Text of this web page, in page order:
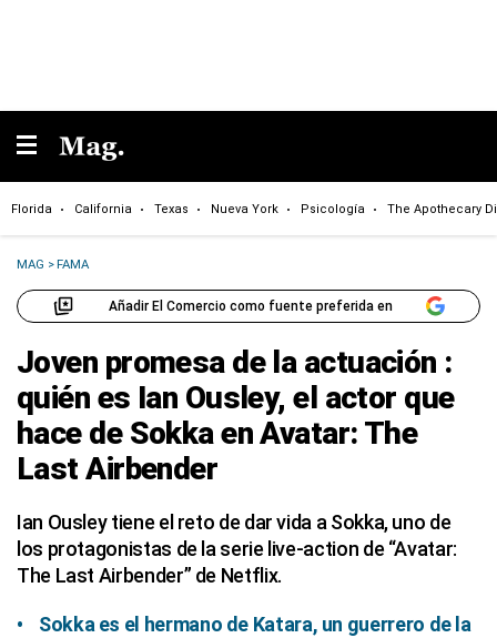
Florida California Texas Nueva York Psicología The Apothecary
MAG >FAMA
Añadir El Comercio como fuente preferida en
Joven promesa de la actuación :
quién es Ian Ousley, el actor que
hace de Sokka en Avatar: The
Last Airbender
Ian Ousley tiene el reto de dar vida a Sokka, uno de
los protagonistas de la serie live-action de “Avatar:
The Last Airbender” de Netflix.
Sokka es el hermano de Katara, un guerrero de la